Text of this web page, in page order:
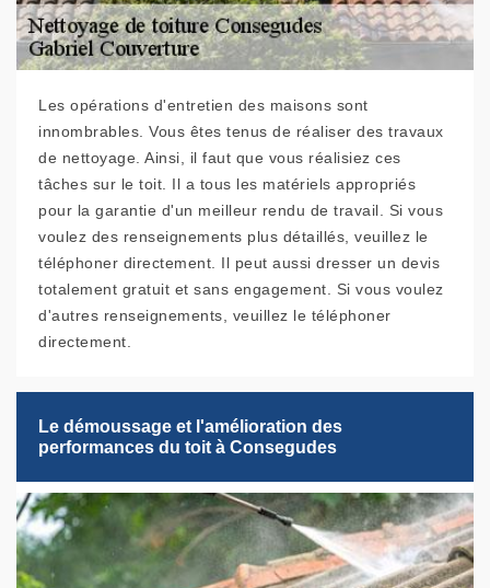
Les opérations d'entretien des maisons sont
innombrables. Vous êtes tenus de réaliser des travaux
de nettoyage. Ainsi, il faut que vous réalisiez ces
tâches sur le toit. Il a tous les matériels appropriés
pour la garantie d'un meilleur rendu de travail. Si vous
voulez des renseignements plus détaillés, veuillez le
téléphoner directement. Il peut aussi dresser un devis
totalement gratuit et sans engagement. Si vous voulez
d'autres renseignements, veuillez le téléphoner
directement.
Le démoussage et l'amélioration des
performances du toit à Consegudes